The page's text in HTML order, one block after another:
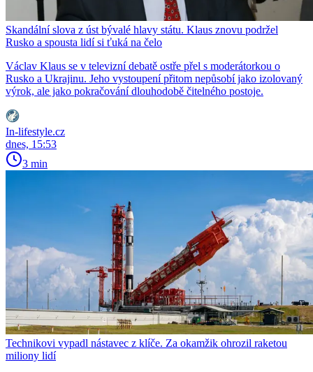
Skandální slova z úst bývalé hlavy státu. Klaus znovu podržel
Rusko a spousta lidí si ťuká na čelo
Václav Klaus se v televizní debatě ostře přel s moderátorkou o
Rusko a Ukrajinu. Jeho vystoupení přitom nepůsobí jako izolovaný
výrok, ale jako pokračování dlouhodobě čitelného postoje.
In-lifestyle.cz
dnes, 15:53
3 min
Technikovi vypadl nástavec z klíče. Za okamžik ohrozil raketou
miliony lidí